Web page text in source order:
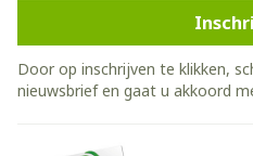
Door op inschrijven te klikken,
nieuwsbrief en gaat u akkoord